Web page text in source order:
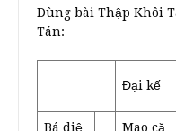
Dùng bài Thập Khôi
Tán:
Đại kế
Bá diệ
Mao că